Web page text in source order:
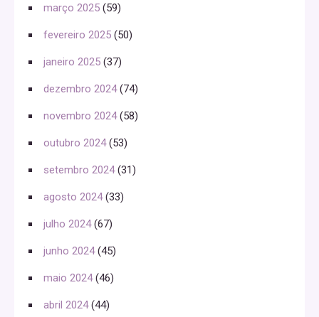
março 2025 (59)
fevereiro 2025 (50)
janeiro 2025 (37)
dezembro 2024(74)
novembro 2024(58)
outubro 2024(53)
setembro 2024(31)
agosto 2024(33)
julho 2024(67)
junho 2024(45)
maio 2024(46)
abril 2024(44)